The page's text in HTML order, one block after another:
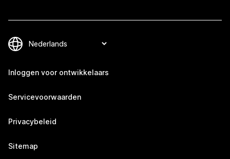
Inloggen voor ontwikkelaars
Servicevoorwaarden
Privacybeleid
Sitemap